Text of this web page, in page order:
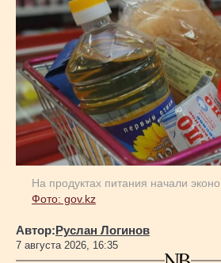
На продуктах питания начали
Фото: gov.kz
Автор:Руслан Логинов
7 августа 2026, 16:35